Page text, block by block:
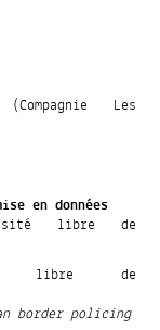
Les
en données
libre de
libre de
border policing